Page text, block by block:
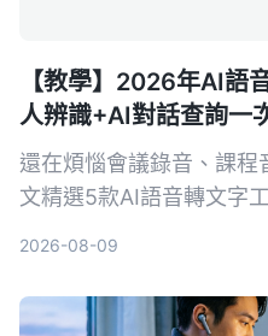
【教學】2026年AI語
人辨識+AI對話查詢一
還在煩惱會議錄音、課程
文精選5款AI語音轉文字
2026-08-09